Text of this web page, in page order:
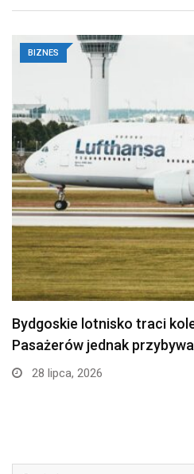
BIZNES
Politechnika Bydgoska
Myślęcinku. Studenci
24 lipca, 2026